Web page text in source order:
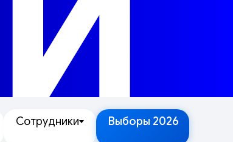
Сотрудники Выборы 2026